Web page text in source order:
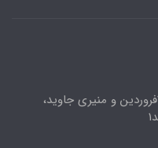
تهران، خیابان انقلاب ، بین 12فروردین و منیری جاوید،